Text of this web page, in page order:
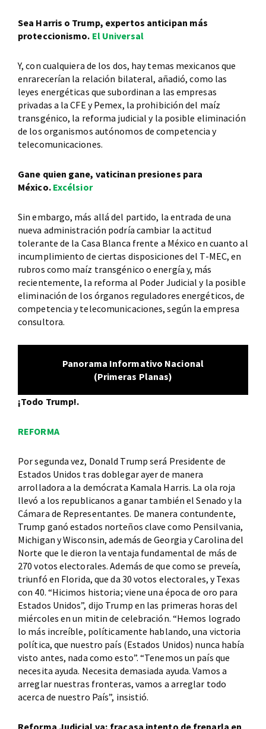
Sea Harris o Trump, expertos anticipan más
proteccionismo. El Universal
Y, con cualquiera de los dos, hay temas mexicanos que
enrarecerían la relación bilateral, añadió, como las
leyes energéticas que subordinan a las empresas
privadas a la CFE y Pemex, la prohibición del maíz
transgénico, la reforma judicial y la posible eliminación
de los organismos autónomos de competencia y
telecomunicaciones.
Gane quien gane, vaticinan presiones para
México. Excélsior
Sin embargo, más allá del partido, la entrada de una
nueva administración podría cambiar la actitud
tolerante de la Casa Blanca frente a México en cuanto al
incumplimiento de ciertas disposiciones del T-MEC, en
rubros como maíz transgénico o energía y, más
recientemente, la reforma al Poder Judicial y la posible
eliminación de los órganos reguladores energéticos, de
competencia y telecomunicaciones, según la empresa
consultora.
Panorama Informativo Nacional
(Primeras Planas)
¡Todo Trump!.
REFORMA
Por segunda vez, Donald Trump será Presidente de
Estados Unidos tras doblegar ayer de manera
arrolladora a la demócrata Kamala Harris. La ola roja
llevó a los republicanos a ganar también el Senado y la
Cámara de Representantes. De manera contundente,
Trump ganó estados norteños clave como Pensilvania,
Michigan y Wisconsin, además de Georgia y Carolina del
Norte que le dieron la ventaja fundamental de más de
270 votos electorales. Además de que como se preveía,
triunfó en Florida, que da 30 votos electorales, y Texas
con 40. “Hicimos historia; viene una época de oro para
Estados Unidos”, dijo Trump en las primeras horas del
miércoles en un mitin de celebración. “Hemos logrado
lo más increíble, políticamente hablando, una victoria
política, que nuestro país (Estados Unidos) nunca había
visto antes, nada como esto”. “Tenemos un país que
necesita ayuda. Necesita demasiada ayuda. Vamos a
arreglar nuestras fronteras, vamos a arreglar todo
acerca de nuestro País”, insistió.